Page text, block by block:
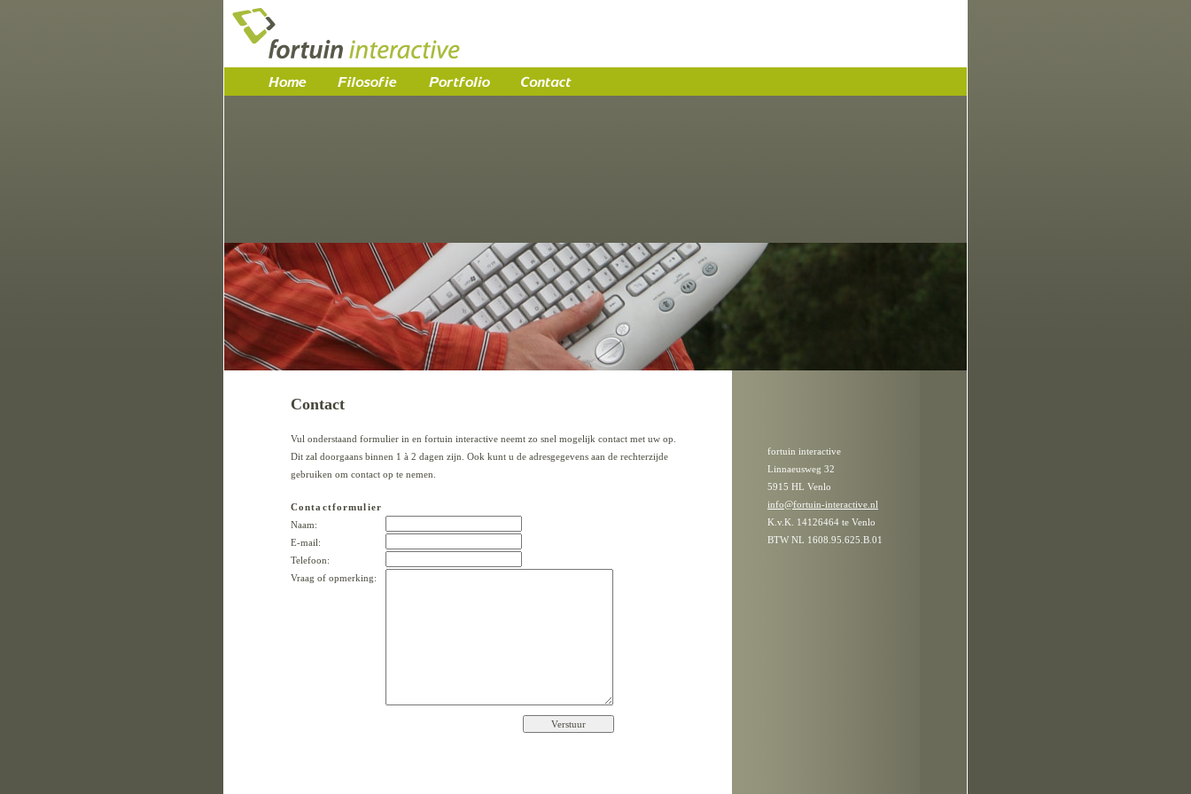
Contact
Vul onderstaand formulier in en fortuin interactive neemt zo snel mogelijk contact met uw op.
Dit zal doorgaans binnen 1 à 2 dagen zijn. Ook kunt u de adresgegevens aan de rechterzijde
gebruiken om contact op te nemen.
Contactformulier
Naam:
E-mail:
Telefoon:
Vraag of opmerking:
fortuin interactive
Linnaeusweg 32
5915 HL Venlo
info@fortuin-interactive.nl
K.v.K. 14126464 te Venlo
BTW NL 1608.95.625.B.01